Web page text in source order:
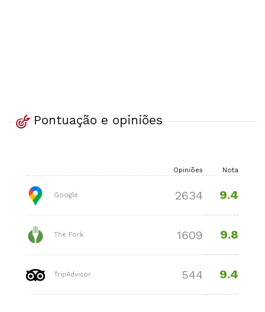
Pontuação e opiniões
Opiniões Nota
Google 2634 9.4
The Fork 1609 9.8
TripAdvisor 544 9.4